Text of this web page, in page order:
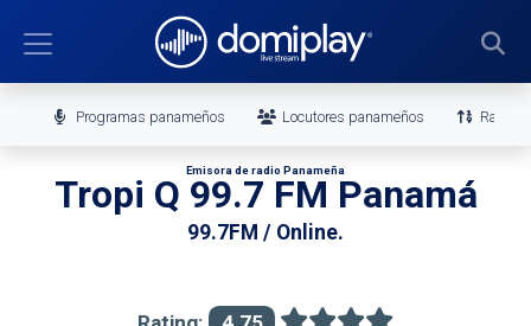
Programas panameños Locutores panameños
Emisora de radio Panameña
Tropi Q 99.7 FM Panamá
99.7FM / Online.